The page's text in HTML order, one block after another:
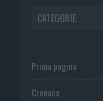
CATEGORIE
Prima pagina
Cronaca